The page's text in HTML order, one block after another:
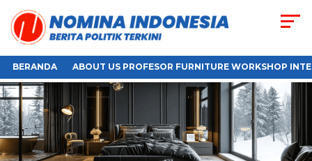
BERANDA ABOUT US PROFESOR FURNITURE WORKSHOP